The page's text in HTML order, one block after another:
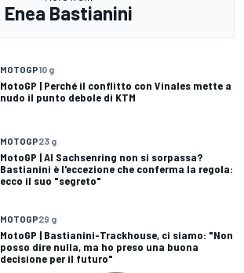
Enea Bastianini
MOTOGP10 g
MotoGP | Perché il conflitto con Vinales mette a
nudo il punto debole di KTM
MOTOGP23 g
MotoGP | Al Sachsenring non si sorpassa?
Bastianini è l'eccezione che conferma la regola:
ecco il suo "segreto"
MOTOGP29 g
MotoGP | Bastianini-Trackhouse, ci siamo: "Non
posso dire nulla, ma ho preso una buona
decisione per il futuro"